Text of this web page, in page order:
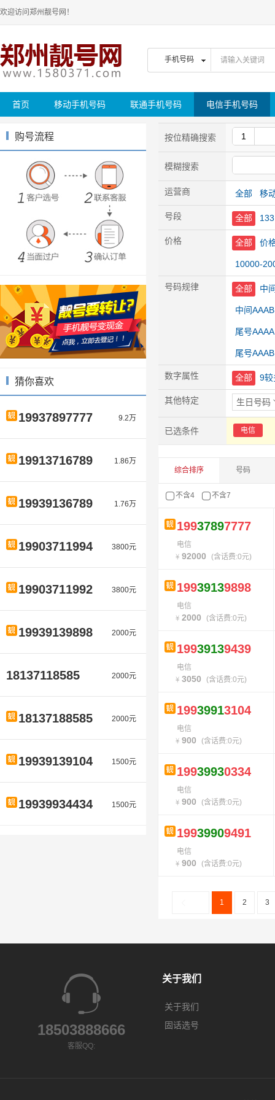
欢迎访问郑州靓号网！
首页 移动手机号码 联通手机号码 电信手机号码
购号流程
猜你喜欢
19937897777 9.2万
19913716789 1.86万
19939136789 1.76万
19903711994 3800元
19903711992 3800元
19939139898 2000元
18137118585 2000元
18137188585 2000元
19939139104 1500元
19939934434 1500元
按位精确搜索
模糊搜索
运营商 全部 移
号段 全部 133
价格 全部 价
10000-
号码规律 全部 中
中间
尾号AAAA
尾号
数字属性 全部 9较
其他特定 生日号码
电信
已选条件
综合排序 号码
不含4 不含7
19937897777
电信
92000 (含话费:0元)
19939139898
电信
2000 (含话费:0元)
19939139439
电信
3050 (含话费:0元)
19939913104
电信
900 (含话费:0元)
19939930334
电信
900 (含话费:0元)
19939909491
电信
900 (含话费:0元)
1 2 3
18503888666
客服QQ:
关于我们
关于我们
固话选号